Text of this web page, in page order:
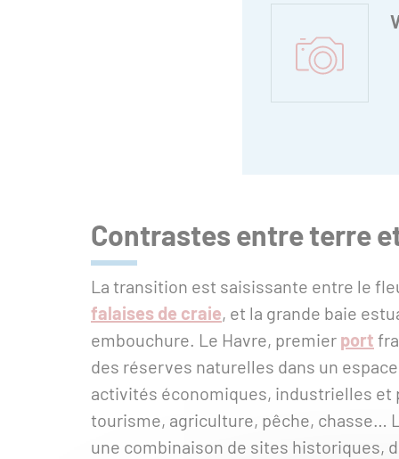
Contrastes entre terre
La transition est saisissante entre le
falaises de craie, et la grande baie
embouchure. Le Havre, premier port
des réserves naturelles dans un
activités économiques, industrielles et
tourisme, agriculture, pêche, chasse…
une combinaison de sites historiques,